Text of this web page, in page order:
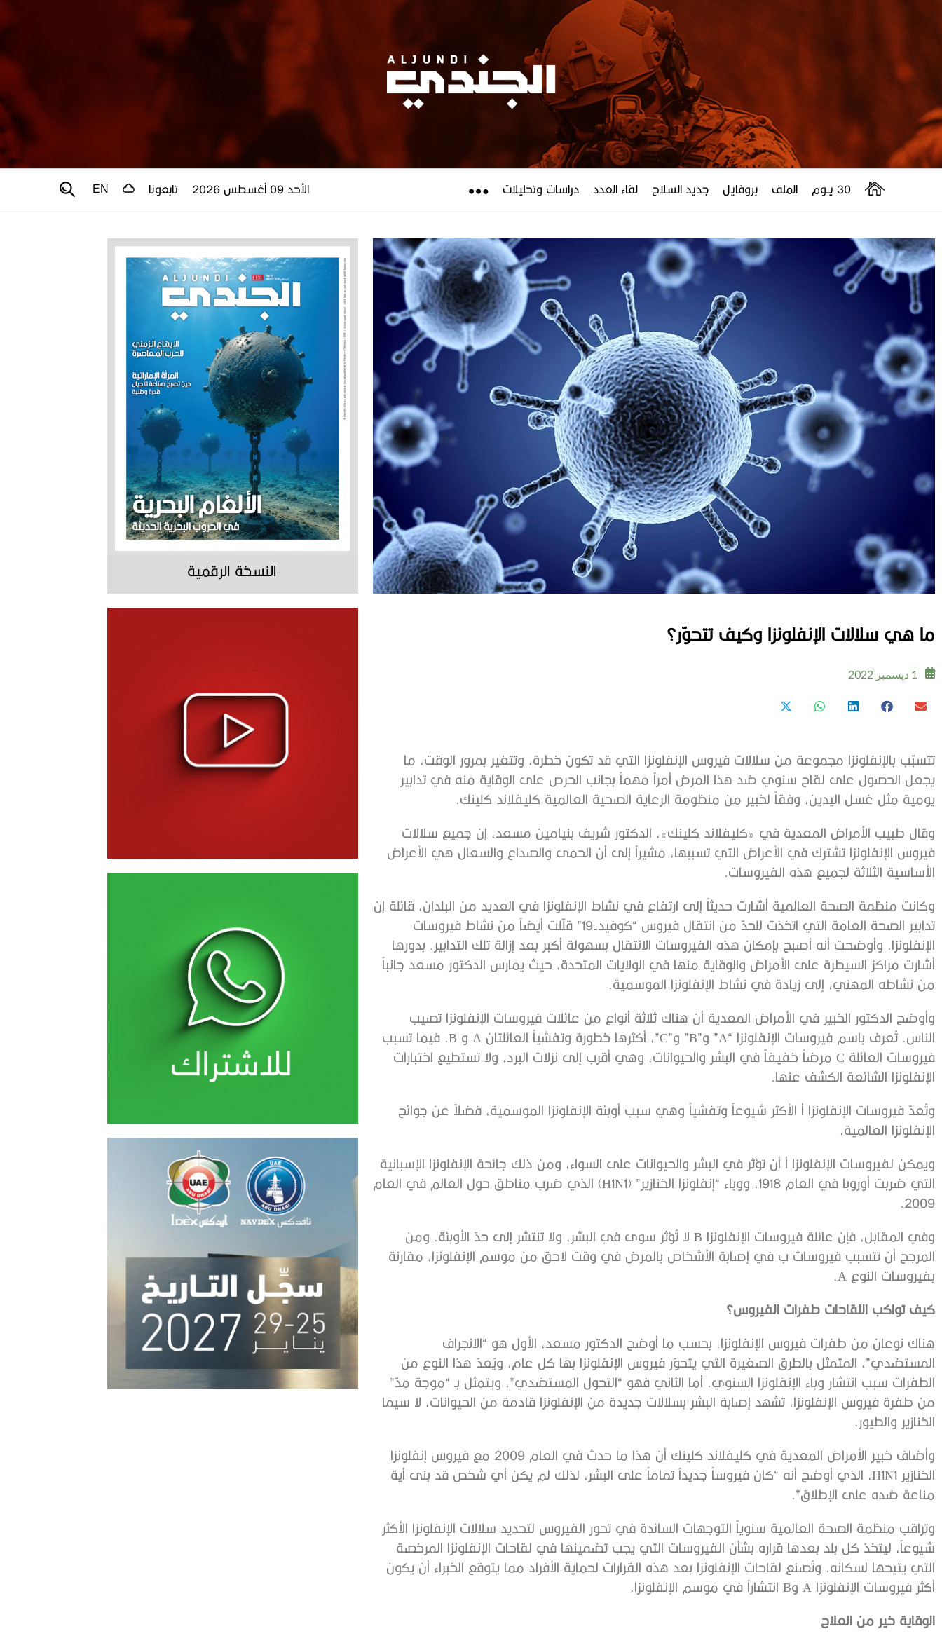
30 يــوم الملف بروفايل جديد السلاح لقاء العدد دراسات وتحليلات الأحد 09 أغسطس 2026 تابعونا EN
ما هي سلالات الإنفلونزا وكيف تتحوّر؟
1 ديسمبر 2022
تتسبّب بالإنفلونزا مجموعة من سلالات فيروس الإنفلونزا التي قد تكون خطرة، وتتغير بمرور الوقت، ما
يجعل الحصول على لقاح سنوي ضد هذا المرض أمراً مهماً بجانب الحرص على الوقاية منه في تدابير
يومية مثل غسل اليدين، وفقاً لخبير من منظومة الرعاية الصحية العالمية كليفلاند كلينك.
وقال طبيب الأمراض المعدية في «كليفلاند كلينك»، الدكتور شريف بنيامين مسعد، إن جميع سلالات
فيروس الإنفلونزا تشترك في الأعراض التي تسببها، مشيراً إلى أن الحمى والصداع والسعال هي الأعراض
الأساسية الثلاثة لجميع هذه الفيروسات.
وكانت منظمة الصحة العالمية أشارت حديثاً إلى ارتفاع في نشاط الإنفلونزا في العديد من البلدان، قائلة إن
تدابير الصحة العامة التي اتخذت للحدّ من انتقال فيروس “كوفيد-19” قلّلت أيضاً من نشاط فيروسات
الإنفلونزا. وأوضحت أنه أصبح بإمكان هذه الفيروسات الانتقال بسهولة أكبر بعد إزالة تلك التدابير. بدورها
أشارت مراكز السيطرة على الأمراض والوقاية منها في الولايات المتحدة، حيث يمارس الدكتور مسعد جانباً
من نشاطه المهني، إلى زيادة في نشاط الإنفلونزا الموسمية.
وأوضح الدكتور الخبير في الأمراض المعدية أن هناك ثلاثة أنواع من عائلات فيروسات الإنفلونزا تصيب
الناس. تُعرف باسم فيروسات الإنفلونزا “A” و”B” و”C”، أكثرها خطورة وتفشياً العائلتان A و B. فيما تسبب
فيروسات العائلة C مرضاً خفيفاً في البشر والحيوانات، وهي أقرب إلى نزلات البرد، ولا تستطيع اختبارات
الإنفلونزا الشائعة الكشف عنها.
وتُعدّ فيروسات الإنفلونزا أ الأكثر شيوعاً وتفشياً وهي سبب أوبئة الإنفلونزا الموسمية، فضلاً عن جوائح
الإنفلونزا العالمية.
ويمكن لفيروسات الإنفلونزا أ أن تؤثر في البشر والحيوانات على السواء، ومن ذلك جائحة الإنفلونزا الإسبانية
التي ضربت أوروبا في العام 1918، ووباء “إنفلونزا الخنازير” (H1N1) الذي ضرب مناطق حول العالم في العام
2009.
وفي المقابل، فإن عائلة فيروسات الإنفلونزا B لا تُؤثر سوى في البشر، ولا تنتشر إلى حدّ الأوبئة. ومن
المرجح أن تتسبب فيروسات ب في إصابة الأشخاص بالمرض في وقت لاحق من موسم الإنفلونزا، مقارنة
بفيروسات النوع A.
كيف تواكب اللقاحات طفرات الفيروس؟
هناك نوعان من طفرات فيروس الإنفلونزا، بحسب ما أوضح الدكتور مسعد، الأول هو “الانجراف
المستضدي”، المتمثل بالطرق الصغيرة التي يتحوّر فيروس الإنفلونزا بها كل عام، ويُعدّ هذا النوع من
الطفرات سبب انتشار وباء الإنفلونزا السنوي. أما الثاني فهو “التحول المستضدي”، ويتمثل بـ “موجة مدّ”
من طفرة فيروس الإنفلونزا، تشهد إصابة البشر بسلالات جديدة من الإنفلونزا قادمة من الحيوانات، لا سيما
الخنازير والطيور.
وأضاف خبير الأمراض المعدية في كليفلاند كلينك أن هذا ما حدث في العام 2009 مع فيروس إنفلونزا
الخنازير H1N1، الذي أوضح أنه “كان فيروساً جديداً تماماً على البشر، لذلك لم يكن أي شخص قد بنى أية
مناعة ضده على الإطلاق”.
وتراقب منظمة الصحة العالمية سنوياً التوجهات السائدة في تحور الفيروس لتحديد سلالات الإنفلونزا الأكثر
شيوعاً، ليتخذ كل بلد بعدها قراره بشأن الفيروسات التي يجب تضمينها في لقاحات الإنفلونزا المرخصة
التي يتيحها لسكانه. وتُصنع لقاحات الإنفلونزا بعد هذه القرارات لحماية الأفراد مما يتوقع الخبراء أن يكون
أكثر فيروسات الإنفلونزا A وB انتشاراً في موسم الإنفلونزا.
الوقاية خير من العلاج
النسخة الرقمية